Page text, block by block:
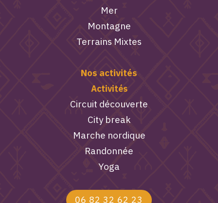
Mer
Montagne
Terrains Mixtes
Nos activités
Activités
Circuit découverte
City break
Marche nordique
Randonnée
Yoga
06 82 32 62 23